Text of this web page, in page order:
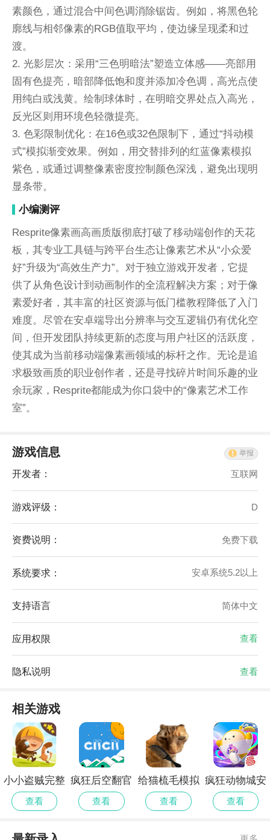
素颜色，通过混合中间色调消除锯齿。例如，将黑色轮
廓线与相邻像素的RGB值取平均，使边缘呈现柔和过
渡。
2. 光影层次：采用“三色明暗法”塑造立体感——亮部用
固有色提亮，暗部降低饱和度并添加冷色调，高光点使
用纯白或浅黄。绘制球体时，在明暗交界处点入高光，
反光区则用环境色轻微提亮。
3. 色彩限制优化：在16色或32色限制下，通过“抖动模
式”模拟渐变效果。例如，用交替排列的红蓝像素模拟
紫色，或通过调整像素密度控制颜色深浅，避免出现明
显条带。
小编测评
Resprite像素画高画质版彻底打破了移动端创作的天花
板，其专业工具链与跨平台生态让像素艺术从“小众爱
好”升级为“高效生产力”。对于独立游戏开发者，它提
供了从角色设计到动画制作的全流程解决方案；对于像
素爱好者，其丰富的社区资源与低门槛教程降低了入门
难度。尽管在安卓端导出分辨率与交互逻辑仍有优化空
间，但开发团队持续更新的态度与用户社区的活跃度，
使其成为当前移动端像素画领域的标杆之作。无论是追
求极致画质的职业创作者，还是寻找碎片时间乐趣的业
余玩家，Resprite都能成为你口袋中的“像素艺术工作
室”。
游戏信息 举报
开发者： 互联网
游戏评级： D
资费说明： 免费下载
系统要求： 安卓系统5.2以上
支持语言 简体中文
应用权限 查看
隐私说明 查看
相关游戏
小小盗贼完整
测试版
查看
疯狂后空翻官
网安卓版
查看
给猫梳毛模拟
器正版
查看
疯狂动物城安
卓版
查看